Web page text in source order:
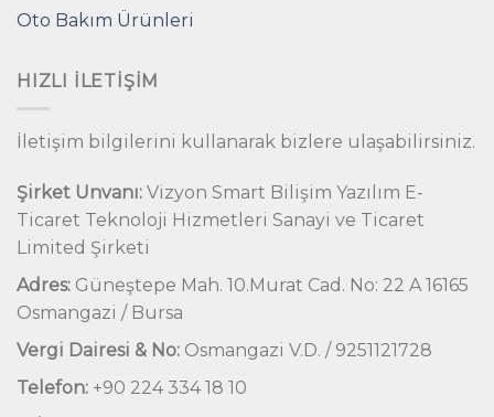
Oto Bakım Ürünleri
HIZLI İLETIŞIM
İletişim bilgilerini kullanarak bizlere ulaşabilirsiniz.
Şirket Unvanı: Vizyon Smart Bilişim Yazılım E-
Ticaret Teknoloji Hizmetleri Sanayi ve Ticaret
Limited Şirketi
Adres: Güneştepe Mah. 10.Murat Cad. No: 22 A 16165
Osmangazi / Bursa
Vergi Dairesi & No: Osmangazi V.D. / 9251121728
Telefon: +90 224 334 18 10